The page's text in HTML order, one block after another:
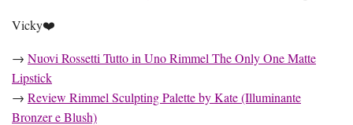
Vicky❤️
→ Nuovi Rossetti Tutto in Uno Rimmel The Only One Matte
Lipstick
→ Review Rimmel Sculpting Palette by Kate (Illuminante
Bronzer e Blush)